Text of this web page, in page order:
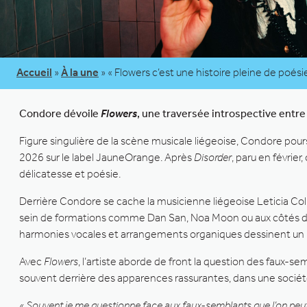
Accueil » À la une » « Flowers c’est une histoire pleine de
Condore dévoile Flowers, une traversée introspective
Figure singulière de la scène musicale liégeoise, Condore
2026 sur le label JauneOrange. Après Disorder, paru en
délicatesse et poésie.
Derrière Condore se cache la musicienne liégeoise Leticia
sein de formations comme Dan San, Noa Moon ou aux
harmonies vocales et arrangements organiques dessinent
Avec Flowers, l’artiste aborde de front la question des faux-
souvent derrière des apparences rassurantes, dans une